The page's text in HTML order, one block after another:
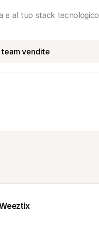
e al tuo stack tecnologico
vendite